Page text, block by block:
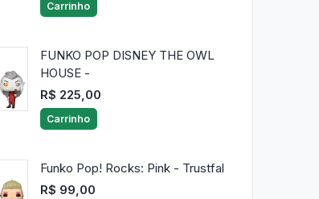
Carrinho
FUNKO POP DISNEY THE OWL
HOUSE -
R$ 225,00
Carrinho
Funko Pop! Rocks: Pink - Trustfal
R$ 99,00